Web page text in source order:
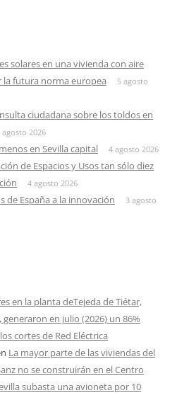
solares en una vivienda con aire
futura norma europea
5 agosto
ciudadana sobre los toldos en
agosto 2026
en Sevilla capital 4 agosto 2026
de Espacios y Usos tan sólo diez
4 agosto 2026
de España a la innovación
3 agosto
en la planta deTejeda de Tiétar,
en julio (2026) un 86%
cortes de Red Eléctrica
La mayor parte de las viviendas del
no se construirán en el Centro
subasta una avioneta por 10